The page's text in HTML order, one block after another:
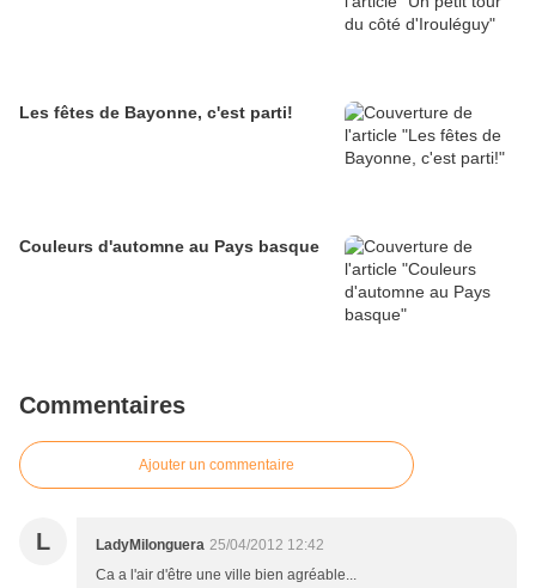
Les fêtes de Bayonne, c'est parti!
Couleurs d'automne au Pays basque
Commentaires
Ajouter un commentaire
L LadyMilonguera 25/04/2012 12:42
Ca a l'air d'être une ville bien agréable...